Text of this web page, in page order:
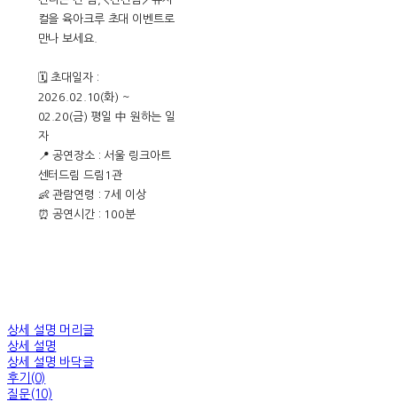
컬을 육아크루 초대 이벤트로
만나 보세요.
🗓 초대일자 :
2026.02.10(화) ~
02.20(금) 평일 中 원하는 일
자
📍 공연장소 : 서울 링크아트
센터드림 드림1관
👶 관람연령 : 7세 이상
⏰ 공연시간 : 100분
상세 설명 머리글
상세 설명
상세 설명 바닥글
후기(0)
질문(10)